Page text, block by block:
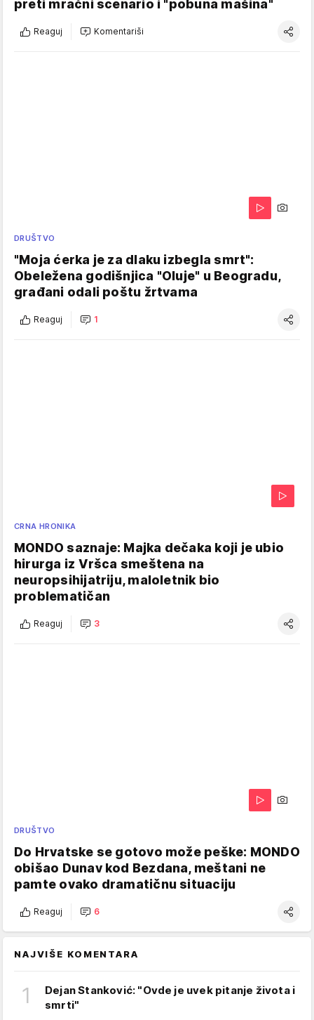
preti mračni scenario i "pobuna mašina"
Reaguj Komentariši
DRUŠTVO
"Moja ćerka je za dlaku izbegla smrt":
Obeležena godišnjica "Oluje" u Beogradu,
građani odali poštu žrtvama
Reaguj 1
CRNA HRONIKA
MONDO saznaje: Majka dečaka koji je ubio
hirurga iz Vršca smeštena na
neuropsihijatriju, maloletnik bio
problematičan
Reaguj 3
DRUŠTVO
Do Hrvatske se gotovo može peške: MONDO
obišao Dunav kod Bezdana, meštani ne
pamte ovako dramatičnu situaciju
Reaguj 6
NAJVIŠE KOMENTARA
1
Dejan Stanković: "Ovde je uvek pitanje života i
smrti"